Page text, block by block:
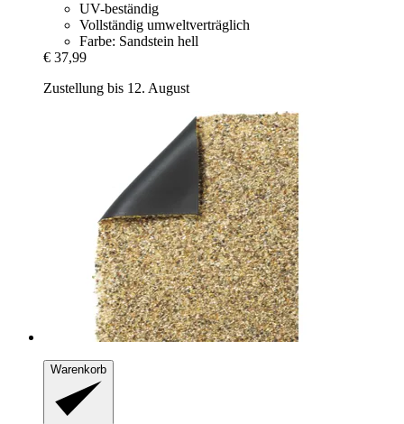
UV-beständig
Vollständig umweltverträglich
Farbe: Sandstein hell
€ 37,99
Zustellung bis 12. August
Warenkorb